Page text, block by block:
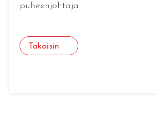
puheenjohtaja
Takaisin